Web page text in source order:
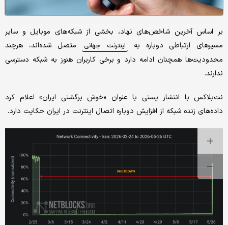
بر اساس آخرین شاخص‌های نهاد، بخشی از شبکه‌های موبایل و سایر
مسیرهای ارتباطی دوباره به
اینترنت جهانی
متصل شده‌اند، هرچند
محدودیت‌ها همچنان ادامه دارد و برخی کاربران هنوز به شبکه دسترسی
ندارند.
نت‌بلاکس با انتشار پستی با عنوان «خوش برگشتی ایران» اعلام کرد
داده‌های زنده شبکه از افزایش دوباره اتصال اینترنت در ایران حکایت دارد.